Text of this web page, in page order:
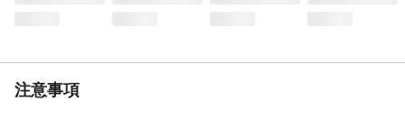
注意事項